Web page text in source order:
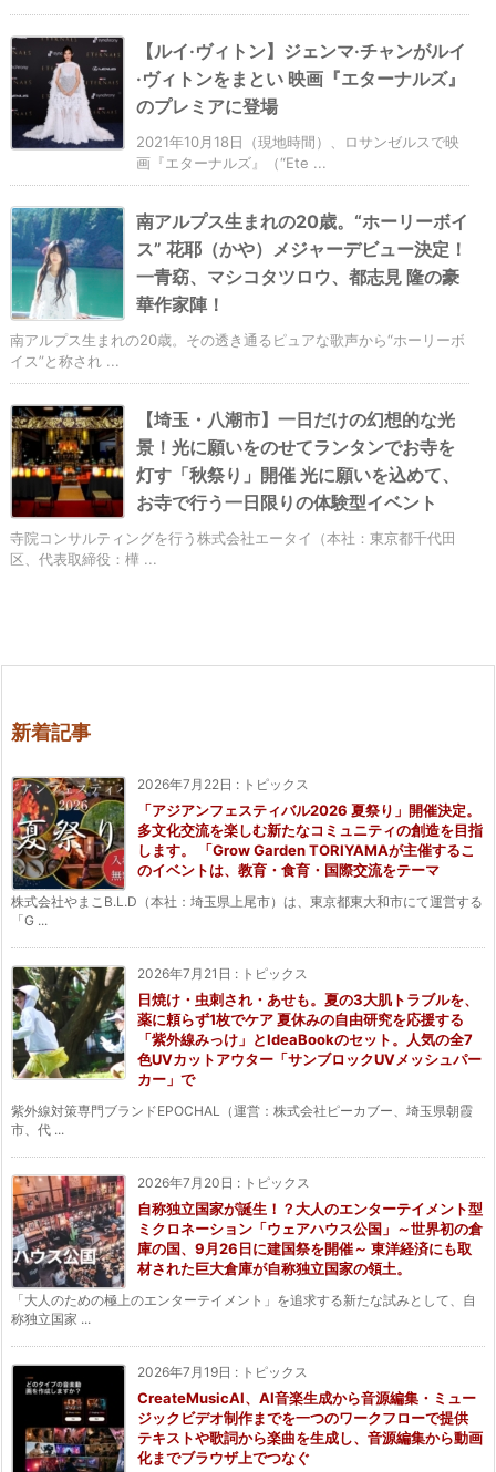
【ルイ·ヴィトン】ジェンマ·チャンがルイ
·ヴィトンをまとい 映画『エターナルズ』
のプレミアに登場
2021年10月18日（現地時間）、ロサンゼルスで映
画『エターナルズ』（“Ete ...
南アルプス生まれの20歳。“ホーリーボイ
ス” 花耶（かや）メジャーデビュー決定！
一青窈、マシコタツロウ、都志見 隆の豪
華作家陣！
南アルプス生まれの20歳。その透き通るピュアな歌声から“ホーリーボ
イス”と称され ...
【埼玉・八潮市】一日だけの幻想的な光
景！光に願いをのせてランタンでお寺を
灯す「秋祭り」開催 光に願いを込めて、
お寺で行う一日限りの体験型イベント
寺院コンサルティングを行う株式会社エータイ（本社：東京都千代田
区、代表取締役：樺 ...
新着記事
2026年7月22日 : トピックス
「アジアンフェスティバル2026 夏祭り」開催決定。
多文化交流を楽しむ新たなコミュニティの創造を目指
します。 「Grow Garden TORIYAMAが主催するこ
のイベントは、教育・食育・国際交流をテーマ
株式会社やまこB.L.D（本社：埼玉県上尾市）は、東京都東大和市にて運営する
「G ...
2026年7月21日 : トピックス
日焼け・虫刺され・あせも。夏の3大肌トラブルを、
薬に頼らず1枚でケア 夏休みの自由研究を応援する
「紫外線みっけ」とIdeaBookのセット。人気の全7
色UVカットアウター「サンブロックUVメッシュパー
カー」で
紫外線対策専門ブランドEPOCHAL（運営：株式会社ピーカブー、埼玉県朝霞
市、代 ...
2026年7月20日 : トピックス
自称独立国家が誕生！？大人のエンターテイメント型
ミクロネーション「ウェアハウス公国」～世界初の倉
庫の国、9月26日に建国祭を開催～ 東洋経済にも取
材された巨大倉庫が自称独立国家の領土。
「大人のための極上のエンターテイメント」を追求する新たな試みとして、自
称独立国家 ...
2026年7月19日 : トピックス
CreateMusicAI、AI音楽生成から音源編集・ミュー
ジックビデオ制作までを一つのワークフローで提供
テキストや歌詞から楽曲を生成し、音源編集から動画
化までブラウザ上でつなぐ